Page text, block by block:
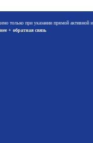
только при указании прямой активной
+ обратная связь